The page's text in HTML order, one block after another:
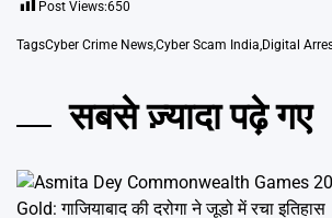
Post Views:650
TagsCyber Crime News,Cyber Scam India,Digital
सबसे ज़्यादा पढ़े गए